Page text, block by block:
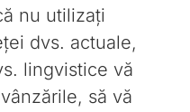
nu utilizați
dvs. actuale,
lingvistice vă
să vă